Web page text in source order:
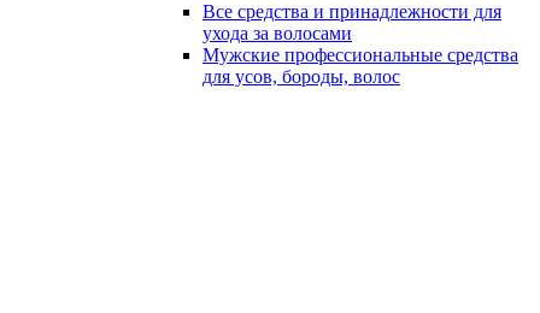
Все средства и принадлежности для
ухода за волосами
Мужские профессиональные средства
для усов, бороды, волос